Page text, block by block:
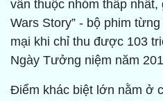
vẫn thuộc nhóm thấp nhất,
Wars Story” - bộ phim
mại khi chỉ thu được 103
Ngày Tưởng niệm năm
Điểm khác biệt lớn nằm ở